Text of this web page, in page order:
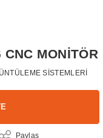
MONİTÖR
SİSTEMLERİ
Paylaş